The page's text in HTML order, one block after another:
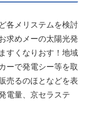
各メリステムを検討
求めメーの太陽光発
すくなりおす！地域
ーで発電シー等を取
売るのほとなどを表
電量、京セラステ